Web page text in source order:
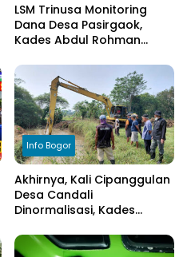
LSM Trinusa Monitoring
Dana Desa Pasirgaok,
Kades Abdul Rohman
Transparansi Pengelolaan
Anggaran
Info Bogor
Akhirnya, Kali Cipanggulan
Desa Candali
Dinormalisasi, Kades
kepada Bupati Bogor